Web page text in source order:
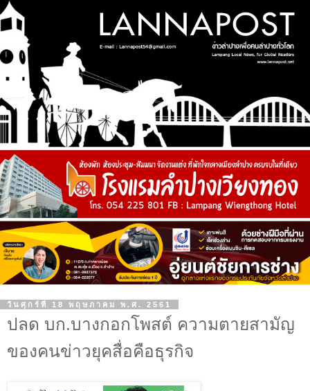
วันศุกร์ที่ 18 พฤษภาคม พ.ศ. 2561
ปลด บก.บางกอกโพสต์ ความตายสามัญ
ของคนข่าวยุคสื่อคือธุรกิจ